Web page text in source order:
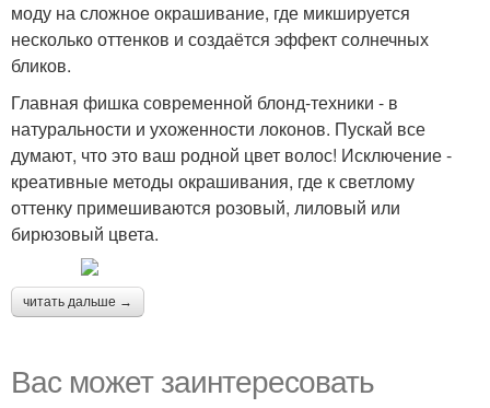
моду на сложное окрашивание, где микшируется
несколько оттенков и создаётся эффект солнечных
бликов.
Главная фишка современной блонд-техники - в
натуральности и ухоженности локонов. Пускай все
думают, что это ваш родной цвет волос! Исключение -
креативные методы окрашивания, где к светлому
оттенку примешиваются розовый, лиловый или
бирюзовый цвета.
читать дальше →
Вас может заинтересовать